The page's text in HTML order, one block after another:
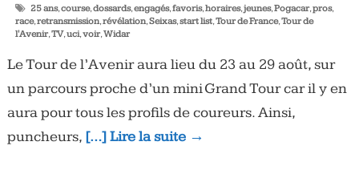
25 ans,course,dossards,engagés,favoris,horaires,jeunes,Pogacar,pros,
race,retransmission,révélation,Seixas,start list,Tour de France,Tour de
l'Avenir,TV,uci,voir,Widar
Le Tour de l’Avenir aura lieu du 23 au 29 août, sur
un parcours proche d’un mini Grand Tour car il y en
aura pour tous les profils de coureurs. Ainsi,
puncheurs, […] Lire la suite →